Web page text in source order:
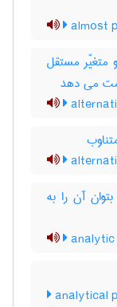
almost
متغیّر مستقل
می دهد
آن را به
analytical